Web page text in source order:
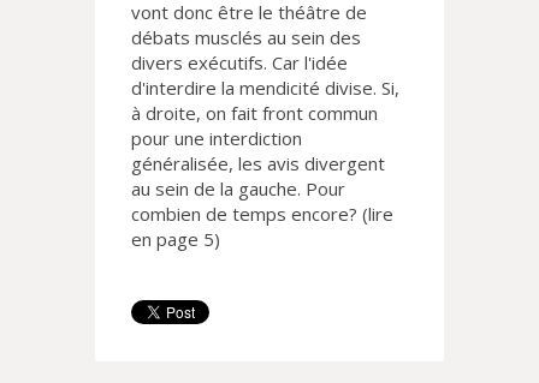
vont donc être le théâtre de
débats musclés au sein des
divers exécutifs. Car l'idée
d'interdire la mendicité divise. Si,
à droite, on fait front commun
pour une interdiction
généralisée, les avis divergent
au sein de la gauche. Pour
combien de temps encore? (lire
en page 5)